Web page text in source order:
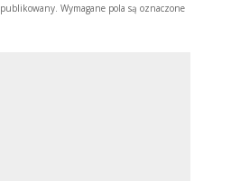
Wymagane pola są oznaczone